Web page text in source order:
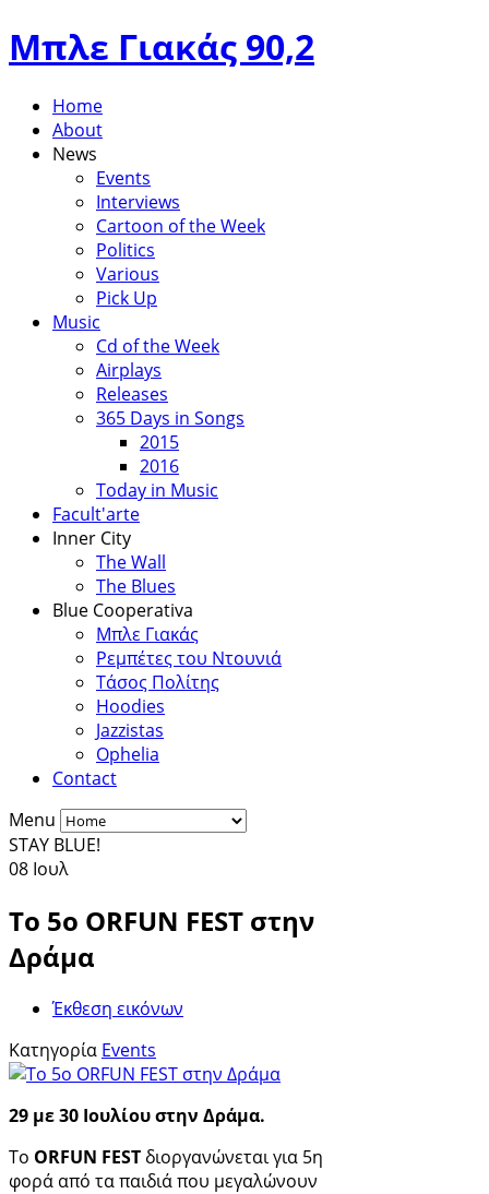
Μπλε Γιακάς 90,2
Home
About
News
Events
Interviews
Cartoon of the Week
Politics
Various
Pick Up
Music
Cd of the Week
Airplays
Releases
365 Days in Songs
2015
2016
Today in Music
Facult'arte
Inner City
The Wall
The Blues
Blue Cooperativa
Μπλε Γιακάς
Ρεμπέτες του Ντουνιά
Τάσος Πολίτης
Hoodies
Jazzistas
Ophelia
Contact
Menu
STAY BLUE!
08 Ιουλ
Το 5ο ORFUN FEST στην
Δράμα
Έκθεση εικόνων
Κατηγορία Events
29 με 30 Ιουλίου στην Δράμα.
Το ORFUN FEST διοργανώνεται για 5η
φορά από τα παιδιά που μεγαλώνουν